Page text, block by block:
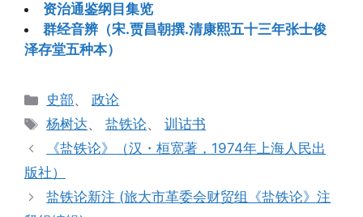
资治通鉴纲目集览
群经音辨（宋.贾昌朝撰.清康熙五十三年张士俊
泽存堂五种本）
分
类
史部、政论
标
签
杨树达、盐铁论、训诂书
《盐铁论》（汉・桓宽著，1974年上海人民出
版社）
盐铁论新注 (旅大市革委会财贸组《盐铁论》注